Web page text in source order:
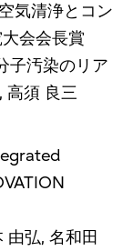
気清浄とコン
会会長賞
子汚染のリア
高須 良三
由弘, 名和田